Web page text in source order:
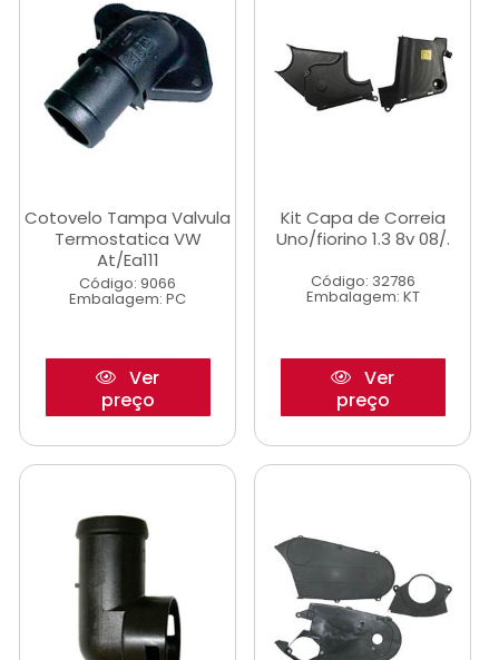
Cotovelo Tampa Valvula
Termostatica VW
At/Ea111
Código: 9066
Embalagem: PC
Ver
preço
Kit Capa de Correia
Uno/fiorino 1.3 8v 08/.
Código: 32786
Embalagem: KT
Ver
preço